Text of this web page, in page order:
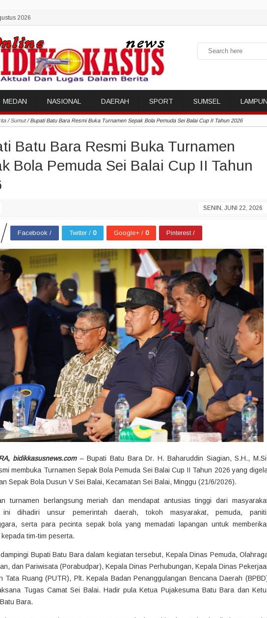
2026
MEDAN NASIONAL DAERAH SPORT SUMSEL
/Sumut/Bupati Batu Bara Resmi Buka Turnamen Sepak Bola Pemuda Sei Balai Cup II Tahun 2026
Batu Bara Resmi Buka Turnamen
Bola Pemuda Sei Balai Cup II Tahun
SENIN, JUNI 22, 2026
Facebook / Twitter / 0 Google+ / 0 Pinterest /
bidikkasusnews.com– Bupati Batu Bara Dr. H. Baharuddin Siagian, S.H.,
membuka Turnamen Sepak Bola Pemuda Sei Balai Cup II Tahun 2026 yang
Sepak Bola Dusun V Sei Balai, Kecamatan Sei Balai, Minggu (21/6/2026).
turnamen berlangsung meriah dan mendapat antusias tinggi dari
ini dihadiri unsur pemerintah daerah, tokoh masyarakat, pemuda,
serta para pecinta sepak bola yang memadati lapangan untuk
tim-tim peserta.
Bupati Batu Bara dalam kegiatan tersebut, Kepala Dinas Pemuda,
dan Pariwisata (Porabudpar), Kepala Dinas Perhubungan, Kepala Dinas
Tata Ruang (PUTR), Plt. Kepala Badan Penanggulangan Bencana Daerah
Tugas Camat Sei Balai. Hadir pula Ketua Pujakesuma Batu Bara dan
Bara.